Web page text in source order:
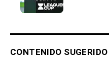
CONTENIDO SUGERIDO